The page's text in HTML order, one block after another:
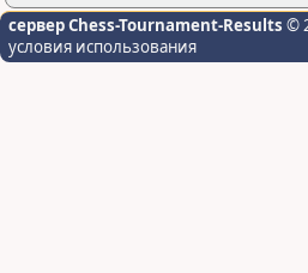
сервер Chess-Tournament-Results ©
условия использования